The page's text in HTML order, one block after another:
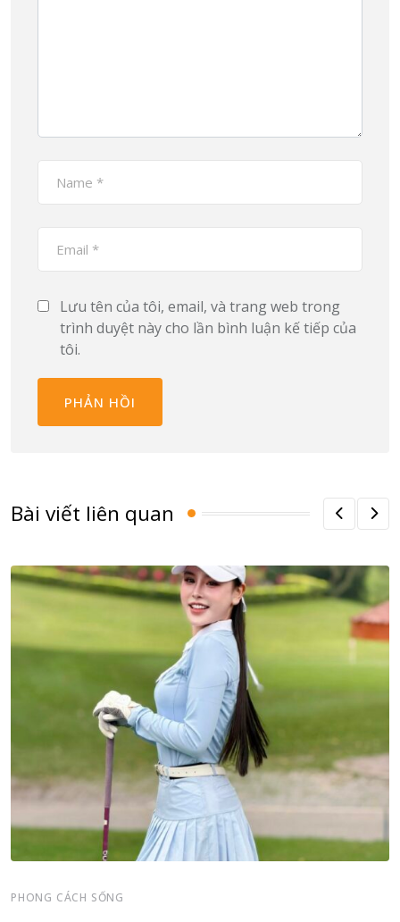
Lưu tên của tôi, email, và trang web trong
trình duyệt này cho lần bình luận kế tiếp của
tôi.
Bài viết liên quan
PHONG CÁCH SỐNG